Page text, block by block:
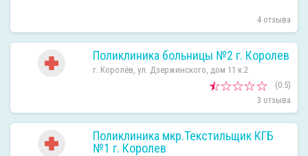
4 отзыва
Поликлиника больницы №2 г. Королев
г. Королёв, ул. Дзержинского, дом 11 к.2
(0.5)
3 отзыва
Поликлиника мкр.Текстильщик КГБ
№1 г. Королев